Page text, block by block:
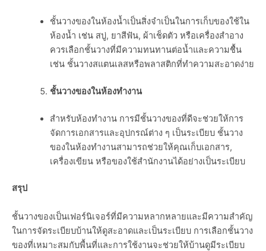
ชั้นวางของในห้องน้ำเป็นสิ่งจำเป็นในการเก็บของใช้ใน
ห้องน้ำ เช่น สบู่, ยาสีฟัน, ผ้าเช็ดตัว หรือเครื่องสำอาง
ควรเลือกชั้นวางที่มีความทนทานต่อน้ำและความชื้น
เช่น ชั้นวางสแตนเลสหรือพลาสติกที่ทำความสะอาดง่าย
ชั้นวางของในห้องทำงาน
สำหรับห้องทำงาน การมีชั้นวางของที่ดีจะช่วยให้การ
จัดการเอกสารและอุปกรณ์ต่าง ๆ เป็นระเบียบ ชั้นวาง
ของในห้องทำงานสามารถช่วยให้คุณเก็บเอกสาร,
เครื่องเขียน หรือของใช้สำนักงานได้อย่างเป็นระเบียบ
สรุป
ชั้นวางของเป็นเฟอร์นิเจอร์ที่มีความหลากหลายและมีความสำคัญ
ในการจัดระเบียบบ้านให้ดูสะอาดและเป็นระเบียบ การเลือกชั้นวาง
ของที่เหมาะสมกับพื้นที่และการใช้งานจะช่วยให้บ้านดูมีระเบียบ